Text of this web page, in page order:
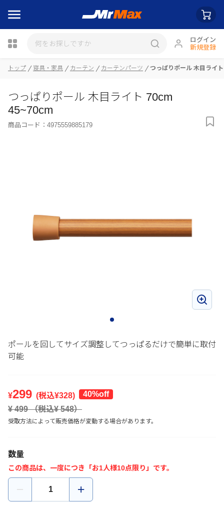
ログイン
新規登録
瓶詰
トップ 寝具・家具 カーテン カーテンパーツ つっぱりポール 木目ライ
つっぱりポール 木目ライト 70cm
45~70cm
商品コード： 4975559885179
ポールを回してサイズ調整してつっぱるだけで簡単に取付
可能
¥299 (税込¥328)
40%off
¥ 499（税込¥548）
受取方法によって販売価格が変動する場合があります。
数量
この商品は、一度につき「お1人様10点限り」です。